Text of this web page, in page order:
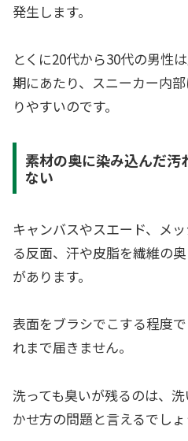
発生します。
とくに20代から30代の男性
期にあたり、スニーカー内
りやすいのです。
素材の奥に染み込んだ汚
ない
キャンバスやスエード、メ
る反面、汗や皮脂を繊維の
があります。
表面をブラシでこする程度
れまで届きません。
洗っても臭いが残るのは、
かせ方の問題と言えるでしょ